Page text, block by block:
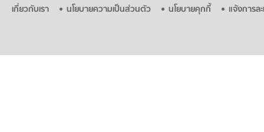
เกี่ยวกับเรา นโยบายความเป็นส่วนตัว นโยบายคุกกี้ แจ้งการล